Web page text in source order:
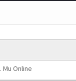
. Mu Online